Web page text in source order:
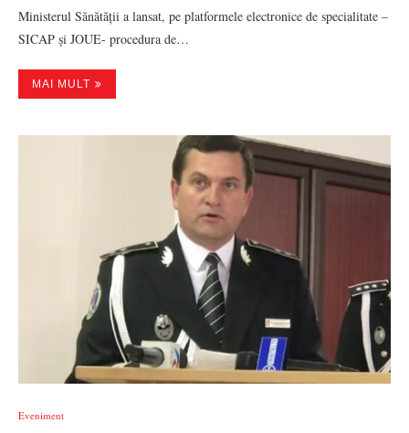
Ministerul Sănătății a lansat, pe platformele electronice de specialitate –
SICAP și JOUE- procedura de…
MAI MULT
Eveniment